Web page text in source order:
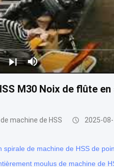
M30 Noix de flûte
machine de HSS 2025-
spirale de machine de HSS de
moulus de machine de